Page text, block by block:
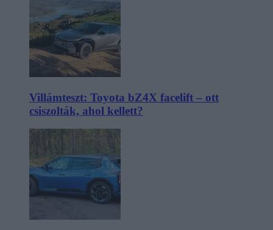
Villámteszt: Toyota bZ4X facelift – ott
csiszolták, ahol kellett?